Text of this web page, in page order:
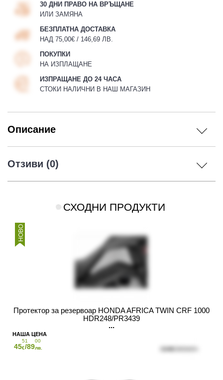
30 ДНИ ПРАВО НА ВРЪЩАНЕ
ИЛИ ЗАМЯНА
БЕЗПЛАТНА ДОСТАВКА
НАД 75,00€ / 146,69 ЛВ.
ПОКУПКИ
НА ИЗПЛАЩАНЕ
ИЗПРАЩАНЕ ДО 24 ЧАСА
СТОКИ НАЛИЧНИ В НАШ МАГАЗИН
Описание
Отзиви (0)
СХОДНИ ПРОДУКТИ
НОВО
Протектор за резервоар HONDA AFRICA TWIN CRF 1000
HDR248/PR3439
45
51
€/89
00
лв.